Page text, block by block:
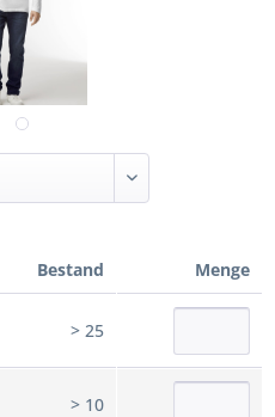
Bestand Menge
> 25
> 10